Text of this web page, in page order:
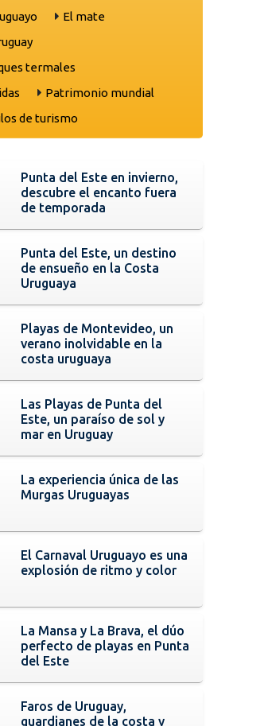
El mate
termales
Patrimonio mundial
de turismo
Punta del Este en invierno,
descubre el encanto fuera
de temporada
Punta del Este, un destino
de ensueño en la Costa
Uruguaya
Playas de Montevideo, un
verano inolvidable en la
costa uruguaya
Las Playas de Punta del
Este, un paraíso de sol y
mar en Uruguay
La experiencia única de las
Murgas Uruguayas
El Carnaval Uruguayo es una
explosión de ritmo y color
La Mansa y La Brava, el dúo
perfecto de playas en Punta
del Este
Faros de Uruguay,
guardianes de la costa y